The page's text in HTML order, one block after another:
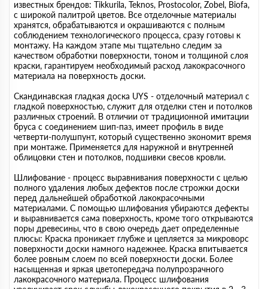
известных брендов: Tikkurila, Teknos, Prostocolor, Zobel, Biofa,
с широкой палитрой цветов. Все отделочные материалы
хранятся, обрабатываются и окрашиваются с полным
соблюдением технологического процесса, сразу готовы к
монтажу. На каждом этапе мы тщательно следим за
качеством обработки поверхности, тоном и толщиной слоя
краски, гарантируем необходимый расход лакокрасочного
материала на поверхность доски.
Скандинавская гладкая доска UYS - отделочный материал с
гладкой поверхностью, служит для отделки стен и потолков
различных строений. В отличии от традиционной имитации
бруса с соединением шип-паз, имеет профиль в виде
четверти-полушпунт, который существенно экономит время
при монтаже. Применяется для наружной и внутренней
облицовки стен и потолков, подшивки свесов кровли.
Шлифование - процесс выравнивания поверхности с целью
полного удаления любых дефектов после строжки доски
перед дальнейшей обработкой лакокрасочными
материалами. С помощью шлифования убираются дефекты
и выравнивается сама поверхность, кроме того открываются
поры древесины, что в свою очередь дает определенные
плюсы: Краска проникает глубже и цепляется за микроворс
поверхности доски намного надежнее. Краска впитывается
более ровным слоем по всей поверхности доски. Более
насыщенная и яркая цветопередача полупрозрачного
лакокрасочного материала. Процесс шлифования